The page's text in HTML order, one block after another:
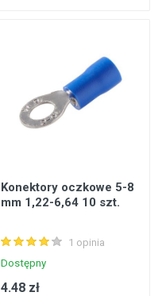
Konektory oczkowe 5-8
mm 1,22-6,64 10 szt.
1 opinia
Dostępny
4.48 zł